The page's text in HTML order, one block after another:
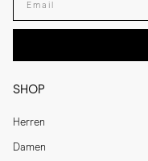
SHOP
Herren
Damen